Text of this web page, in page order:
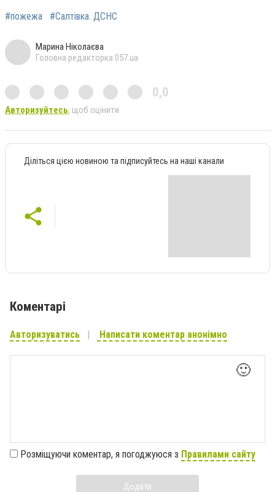
#пожежа #Салтівка. ДСНС
Марина Ніколаєва
Головна редакторка 057.ua
0,0
Авторизуйтесь, щоб оцінити
Діліться цією новиною та підписуйтесь на наші канали
Коментарі
Авторизуватись Написати коментар анонімно
🙂
Розміщуючи коментар, я погоджуюся з Правилами сайту
Додати